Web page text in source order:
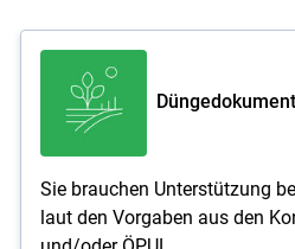
Sie brauchen Unterstützung
laut den Vorgaben aus den